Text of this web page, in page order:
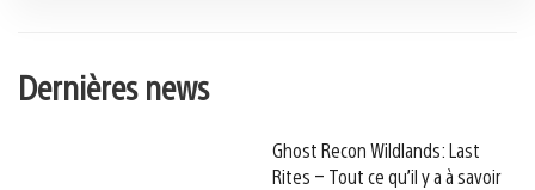
Dernières news
Ghost Recon Wildlands: Last
Rites – Tout ce qu’il y a à savoir